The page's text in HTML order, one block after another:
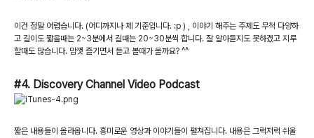
이건 정말 어렵습니다. (어디까지나 제 기준입니다. :p ) , 이야기 해주는 주제도 무척 다양하
고 길이도 짧을때는 2~3분에서 길때는 20~30분씩 합니다. 잘 알아듣지도 못하겠고 지루
할때도 많습니다. 맘껏 즐기면서 듣고 볼때가 올까요? ^^
#4. Discovery Channel Video Podcast
짧은 내용들이 올라옵니다. 흥미로운 영상과 이야기들이 펼쳐집니다. 내용은 그럭저럭 쉬울